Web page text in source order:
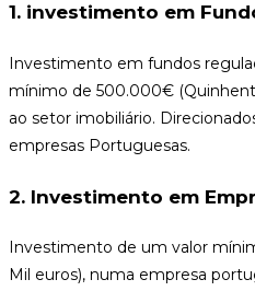
1. investimento em
Investimento em fundos
mínimo de 500.000€
ao setor imobiliário.
empresas Portuguesas.
2. Investimento em
Investimento de um valor
Mil euros), numa empresa